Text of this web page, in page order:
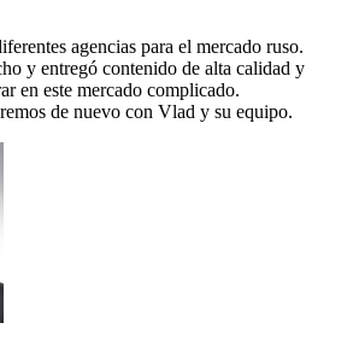
agencias para el mercado ruso.
y entregó contenido de alta calidad y
en este mercado complicado.
de nuevo con Vlad y su equipo.